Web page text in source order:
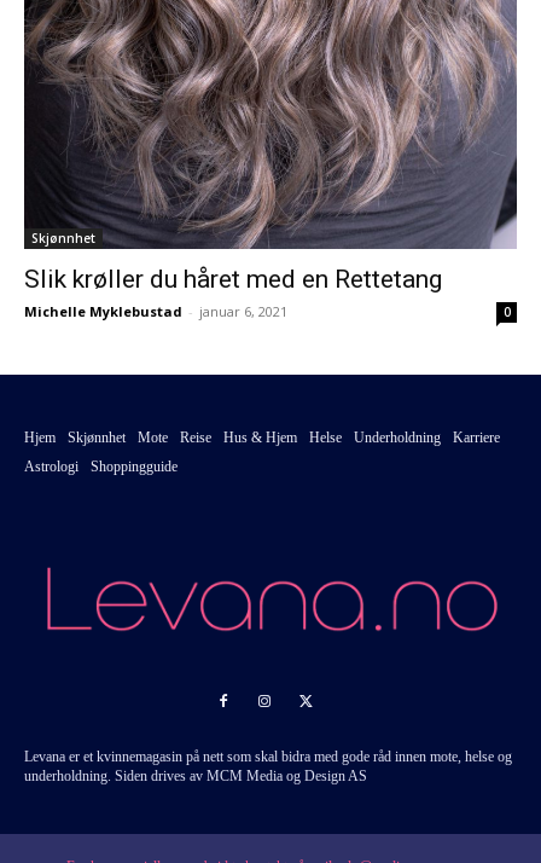
Skjønnhet
Slik krøller du håret med en Rettetang
Michelle Myklebustad - januar 6, 2021 0
Hjem Skjønnhet Mote Reise Hus & Hjem Helse Underholdning
Karriere
Astrologi
Shoppingguide
Levana er et kvinnemagasin på nett som skal bidra med gode råd innen mote, helse og
underholdning. Siden drives av MCM Media og Design AS